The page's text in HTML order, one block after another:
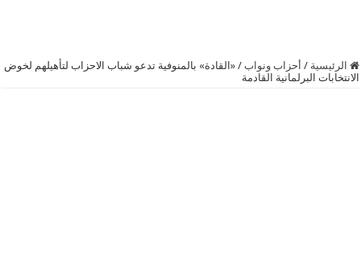
الرئيسية / أحزاب ونواب / «القادة» بالمنوفية تدعو شباب الاحزاب لتأهيلهم لخوض
الانتخابات البرلمانية القادمة